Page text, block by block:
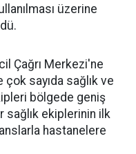
üzerine
Çağrı Merkezi'ne
çok sayıda sağlık ve
bölgede geniş
sağlık ekiplerinin ilk
hastanelere